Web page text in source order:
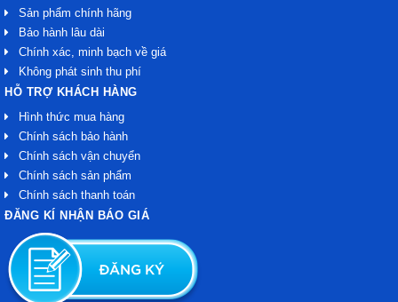
Sản phẩm chính hãng
Bảo hành lâu dài
Chính xác, minh bạch về giá
Không phát sinh thu phí
HỖ TRỢ KHÁCH HÀNG
Hình thức mua hàng
Chính sách bảo hành
Chính sách vận chuyển
Chính sách sản phẩm
Chính sách thanh toán
ĐĂNG KÍ NHẬN BÁO GIÁ